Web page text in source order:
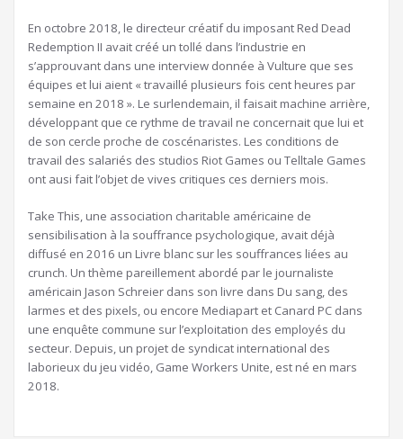
En octobre 2018, le directeur créatif du imposant Red Dead
Redemption II avait créé un tollé dans l’industrie en
s’approuvant dans une interview donnée à Vulture que ses
équipes et lui aient « travaillé plusieurs fois cent heures par
semaine en 2018 ». Le surlendemain, il faisait machine arrière,
développant que ce rythme de travail ne concernait que lui et
de son cercle proche de coscénaristes. Les conditions de
travail des salariés des studios Riot Games ou Telltale Games
ont ausi fait l’objet de vives critiques ces derniers mois.
Take This, une association charitable américaine de
sensibilisation à la souffrance psychologique, avait déjà
diffusé en 2016 un Livre blanc sur les souffrances liées au
crunch. Un thème pareillement abordé par le journaliste
américain Jason Schreier dans son livre dans Du sang, des
larmes et des pixels, ou encore Mediapart et Canard PC dans
une enquête commune sur l’exploitation des employés du
secteur. Depuis, un projet de syndicat international des
laborieux du jeu vidéo, Game Workers Unite, est né en mars
2018.